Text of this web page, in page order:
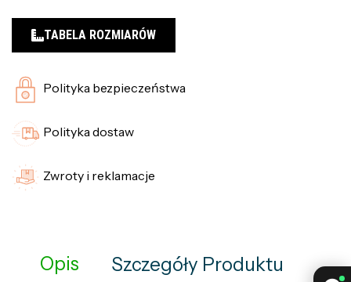
TABELA ROZMIARÓW
Polityka bezpieczeństwa
Polityka dostaw
Zwroty i reklamacje
Opis
Szczegóły Produktu